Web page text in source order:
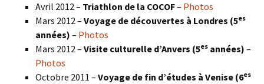
Avril 2012 – Triathlon de la COCOF– Photos
Mars 2012 – Voyage de découvertes à Londres (5es
années) – Photos
Mars 2012 – Visite culturelle d’Anvers (5es années) –
Photos
Octobre 2011 – Voyage de fin d’études à Venise (6es